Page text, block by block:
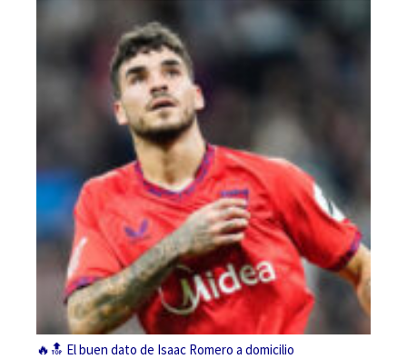
🔥🔝 El buen dato de Isaac Romero a domicilio